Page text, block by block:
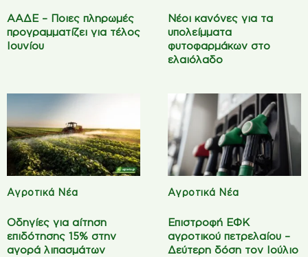
ΑΑΔΕ – Ποιες πληρωμές
προγραμματίζει για τέλος
Ιουνίου
Νέοι κανόνες για τα
υπολείμματα
φυτοφαρμάκων στο
ελαιόλαδο
Αγροτικά Νέα
Οδηγίες για αίτηση
επιδότησης 15% στην
αγορά λιπασμάτων
Αγροτικά Νέα
Επιστροφή ΕΦΚ
αγροτικού πετρελαίου –
Δεύτερη δόση τον Ιούλιο